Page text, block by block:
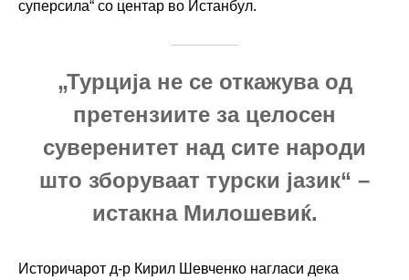
суперсила“ со центар во Истанбул.
„Турција не се откажува од
претензиите за целосен
суверенитет над сите народи
што зборуваат турски јазик“ –
истакна Милошевиќ.
Историчарот д-р Кирил Шевченко нагласи дека